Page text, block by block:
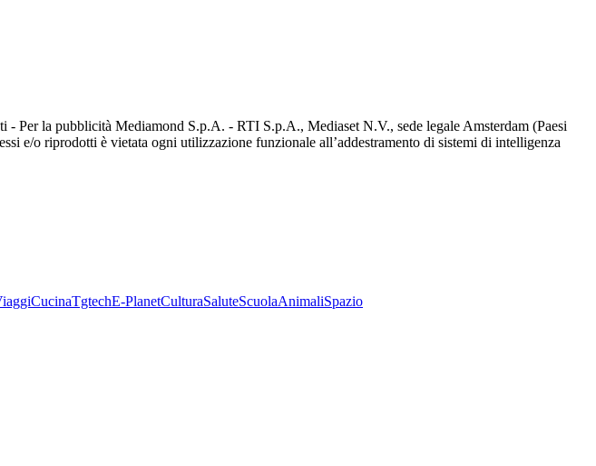
Per la pubblicità Mediamond S.p.A. - RTI S.p.A., Mediaset N.V., sede legale Amsterdam (Paesi
e/o riprodotti è vietata ogni utilizzazione funzionale all’addestramento di sistemi di intelligenza
CucinaTgtechE-PlanetCulturaSaluteScuolaAnimaliSpazio